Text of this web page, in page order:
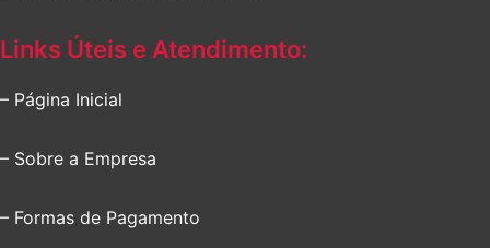
Links Úteis e Atendimento:
– Página Inicial
– Sobre a Empresa
– Formas de Pagamento